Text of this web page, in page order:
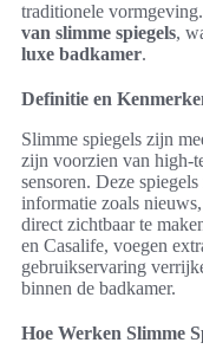
traditionele
van slimme spiegels,
luxe badkamer.
Definitie en
Slimme spiegels zijn
zijn voorzien van high-
sensoren. Deze
informatie zoals
direct zichtbaar te
en Casalife, voegen
gebruikservaring
binnen de badkamer.
Hoe Werken Slimme